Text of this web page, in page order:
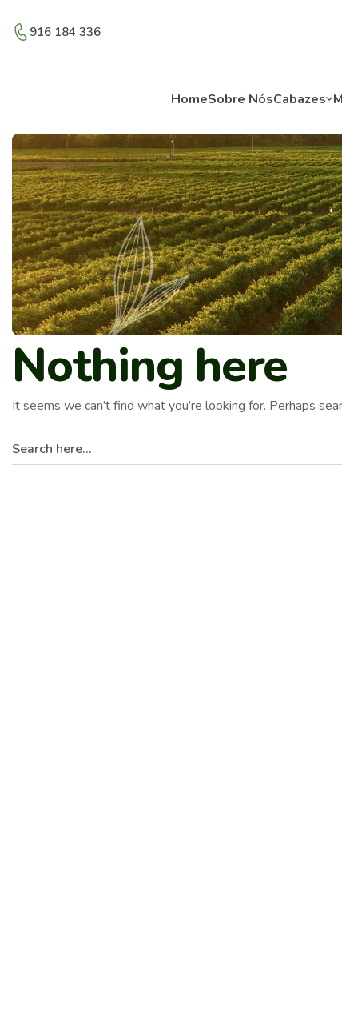
916 184 336
HomeSobre NósCabazes
Nothing here
It seems we can’t find what you’re looking for. Perhaps